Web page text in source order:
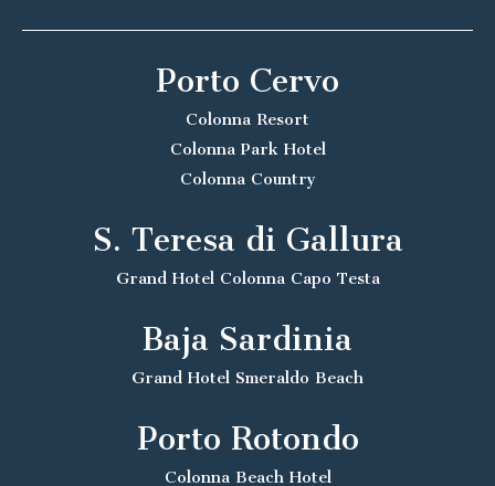
Porto Cervo
Colonna Resort
Colonna Park Hotel
Colonna Country
S. Teresa di Gallura
Grand Hotel Colonna Capo Testa
Baja Sardinia
Grand Hotel Smeraldo Beach
Porto Rotondo
Colonna Beach Hotel